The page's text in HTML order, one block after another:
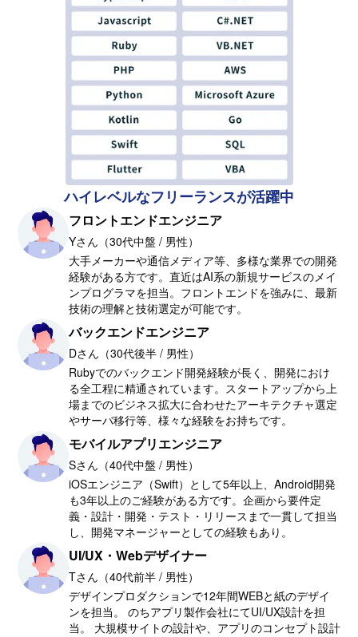
ハイレベルなフリーランスが活躍中
フロントエンドエンジニア
Yさん（30代中盤 / 男性）
大手メーカーや通信メディア等、多様な業界での開発
経験がある方です。直近はAI系の新規サービスのメイ
ンプログラマを担当。フロントエンドを強みに、最新
技術の理解と技術選定が可能です。
バックエンドエンジニア
Dさん（30代後半 / 男性）
Rubyでのバックエンド開発経験が長く、開発におけ
る全工程に精通されています。スタートアップから上
場までのビジネス拡大に合わせたアーキテクチャ選定
やサーバ移行等、様々な経験をお持ちです。
モバイルアプリエンジニア
Sさん（40代中盤 / 男性）
iOSエンジニア（Swift）として5年以上、Android開発
も3年以上のご経験がある方です。企画から要件定
義・設計・開発・テスト・リリースまで一貫して担当
し、開発マネージャーとしての経験もあり。
UI/UX・Webデザイナー
Tさん（40代前半 / 男性）
デザインプロダクションで12年間WEBと紙のデザイ
ンを担当。 のちアプリ製作会社にてUI/UX設計を担
当。 大規模サイトの設計や、アプリのコンセプト設計